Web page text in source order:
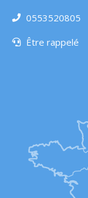
0553520805
Être rappelé